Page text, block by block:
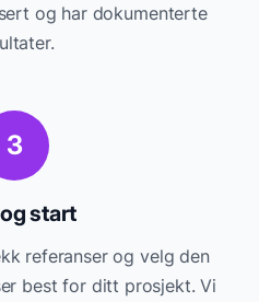
og har dokumenterte
3
start
referanser og velg den
best for ditt prosjekt. Vi